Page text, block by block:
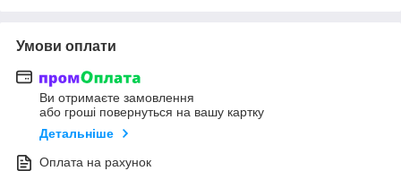
Умови оплати
Ви отримаєте замовлення
або гроші повернуться на вашу картку
Детальніше
Оплата на рахунок